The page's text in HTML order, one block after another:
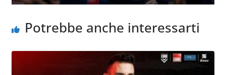
Potrebbe anche interessarti